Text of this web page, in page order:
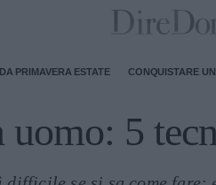
PRIMAVERA ESTATE CONQUISTARE
uomo: 5